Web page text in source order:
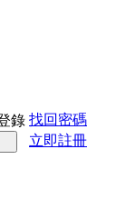
錄 找回密碼
立即註冊